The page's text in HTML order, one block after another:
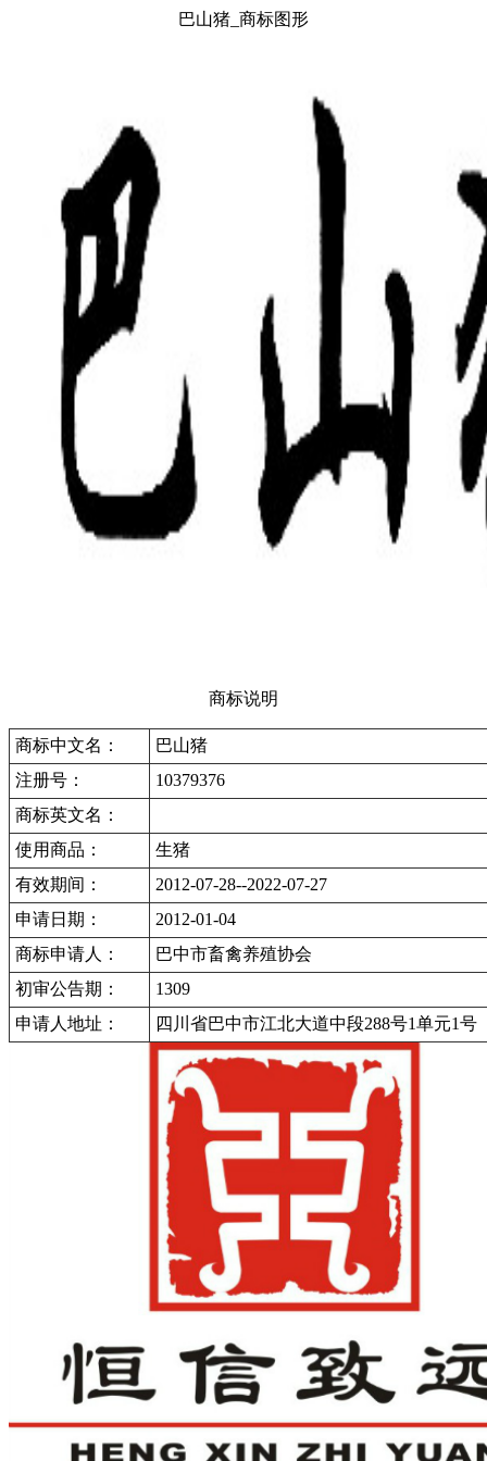
巴山猪_商标图形
商标说明
商标中文名：
巴山猪
注册号：
10379376
商标英文名：
使用商品：
生猪
有效期间：
2012-07-28--2022-07-27
申请日期：
2012-01-04
商标申请人：
巴中市畜禽养殖协会
初审公告期：
1309
申请人地址：
四川省巴中市江北大道中段288号1单元1号